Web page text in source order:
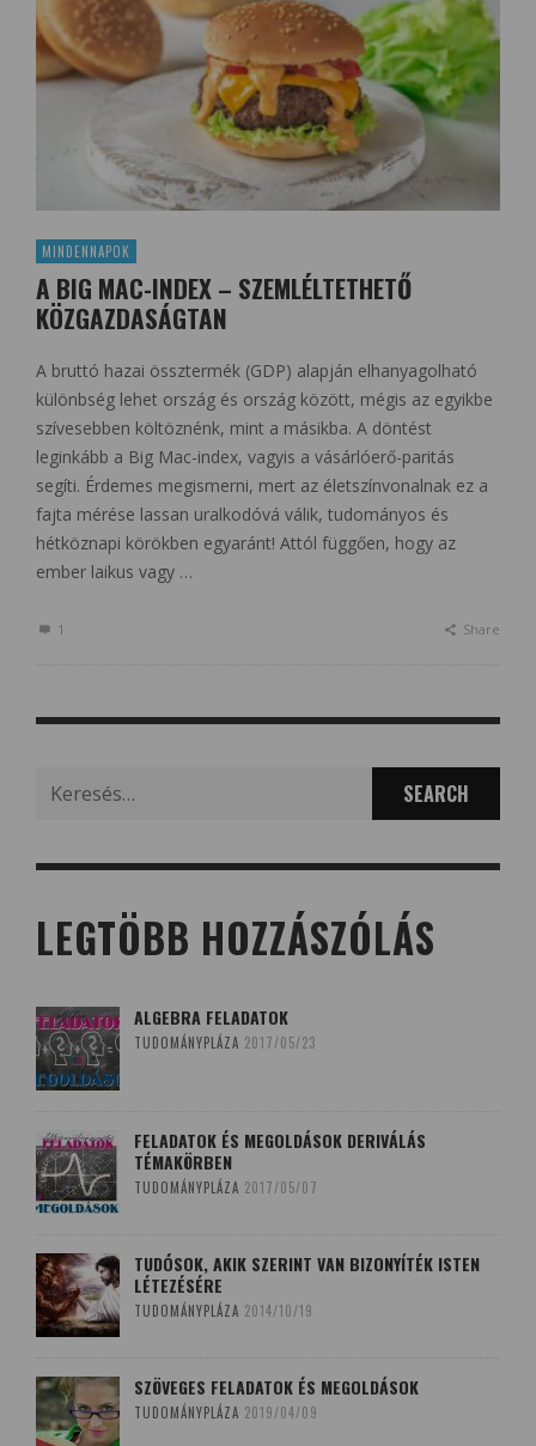
MINDENNAPOK
A BIG MAC-INDEX – SZEMLÉLTETHETŐ
KÖZGAZDASÁGTAN
A bruttó hazai össztermék (GDP) alapján elhanyagolható
különbség lehet ország és ország között, mégis az egyikbe
szívesebben költöznénk, mint a másikba. A döntést
leginkább a Big Mac-index, vagyis a vásárlóerő-paritás
segíti. Érdemes megismerni, mert az életszínvonalnak ez a
fajta mérése lassan uralkodóvá válik, tudományos és
hétköznapi körökben egyaránt! Attól függően, hogy az
ember laikus vagy …
1 Share
LEGTÖBB HOZZÁSZÓLÁS
ALGEBRA FELADATOK
TUDOMÁNYPLÁZA 2017/05/23
FELADATOK ÉS MEGOLDÁSOK DERIVÁLÁS
TÉMAKÖRBEN
TUDOMÁNYPLÁZA 2017/05/07
TUDÓSOK, AKIK SZERINT VAN BIZONYÍTÉK ISTEN
LÉTEZÉSÉRE
TUDOMÁNYPLÁZA 2014/10/19
SZÖVEGES FELADATOK ÉS MEGOLDÁSOK
TUDOMÁNYPLÁZA 2019/04/09